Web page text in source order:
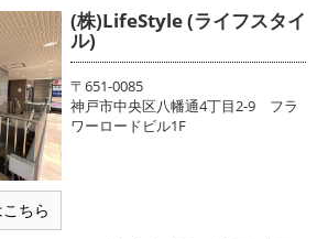
ちら
(株)LifeStyle (ライフスタイ
ル)
〒651-0085
神戸市中央区八幡通4丁目2-9 フラ
ワーロードビル1F